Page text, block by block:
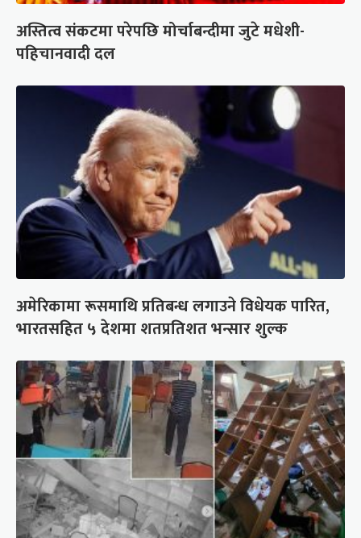
अस्तित्व संकटमा परेपछि मोर्चाबन्दीमा जुटे मधेशी-
पहिचानवादी दल
अमेरिकामा रूसमाथि प्रतिबन्ध लगाउने विधेयक पारित,
भारतसहित ५ देशमा शतप्रतिशत भन्सार शुल्क